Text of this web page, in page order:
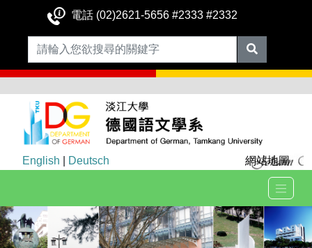
電話 (02)2621-5656 #2333 #2332
English Deutsch 網站地圖